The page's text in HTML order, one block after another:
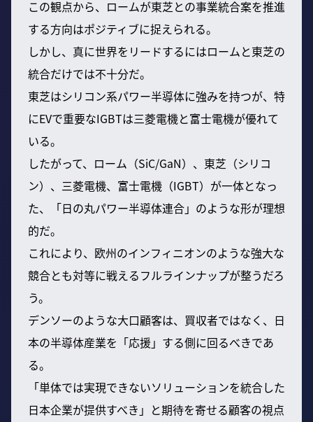
この観点から、ロームが東芝との事業統合案を推進
する方向はポジティブに捉えられる。
しかし、真に世界をリードするにはロームと東芝の
統合だけでは不十分だ。
東芝はシリコン系パワー半導体に強みを持つが、特
にEVで重要なIGBTは三菱電機と富士電機が優れて
いる。
したがって、ローム（SiC/GaN）、東芝（シリコ
ン）、三菱電機、富士電機（IGBT）が一体となっ
た、「日の丸パワー半導体連合」のような形が理想
的だ。
これにより、欧州のインフィニオンのような強大な
競合とも対等に戦えるフルラインナップが整うだろ
う。
デンソーのような大口顧客は、買収者ではなく、日
本の半導体産業を「応援」する側に回るべきであ
る。
「単体では実現できないソリューションを統合した
日本企業が提供すべき」と期待を寄せる顧客の視点